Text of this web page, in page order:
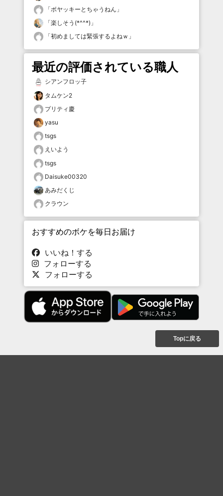
「ボヤッキーとちゃうねん 」
「楽しそう(*^^*) 」
「初めましては緊張するよねｗ 」
最近の評価されている職人
シアンフロッ子
タムケン2
プリティ慶
yasu
tsgs
えいよう
tsgs
Daisuke00320
あみだくじ
クラウン
おすすめのボケを毎日お届け
いいね！する
フォローする
フォローする
Topに戻る